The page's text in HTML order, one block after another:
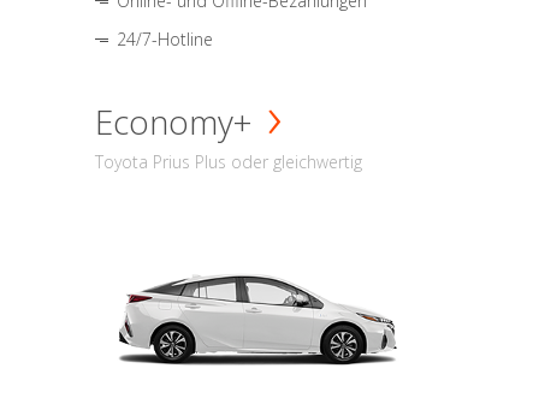
24/7-Hotline
Economy+
Toyota Prius Plus oder gleichwertig